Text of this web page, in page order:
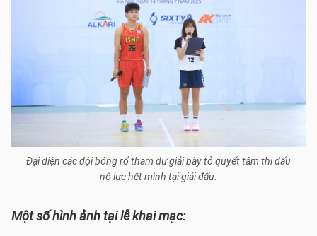
Đại diện các đội bóng rổ tham dự giải bày tỏ quyết tâm thi đấu
nỗ lực hết mình tại giải đấu.
Một số hình ảnh tại lễ khai mạc: